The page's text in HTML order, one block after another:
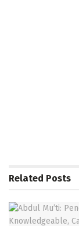
Related Posts